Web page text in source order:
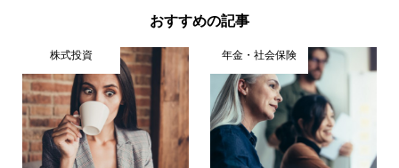
おすすめの記事
株式投資 年金・社会保険